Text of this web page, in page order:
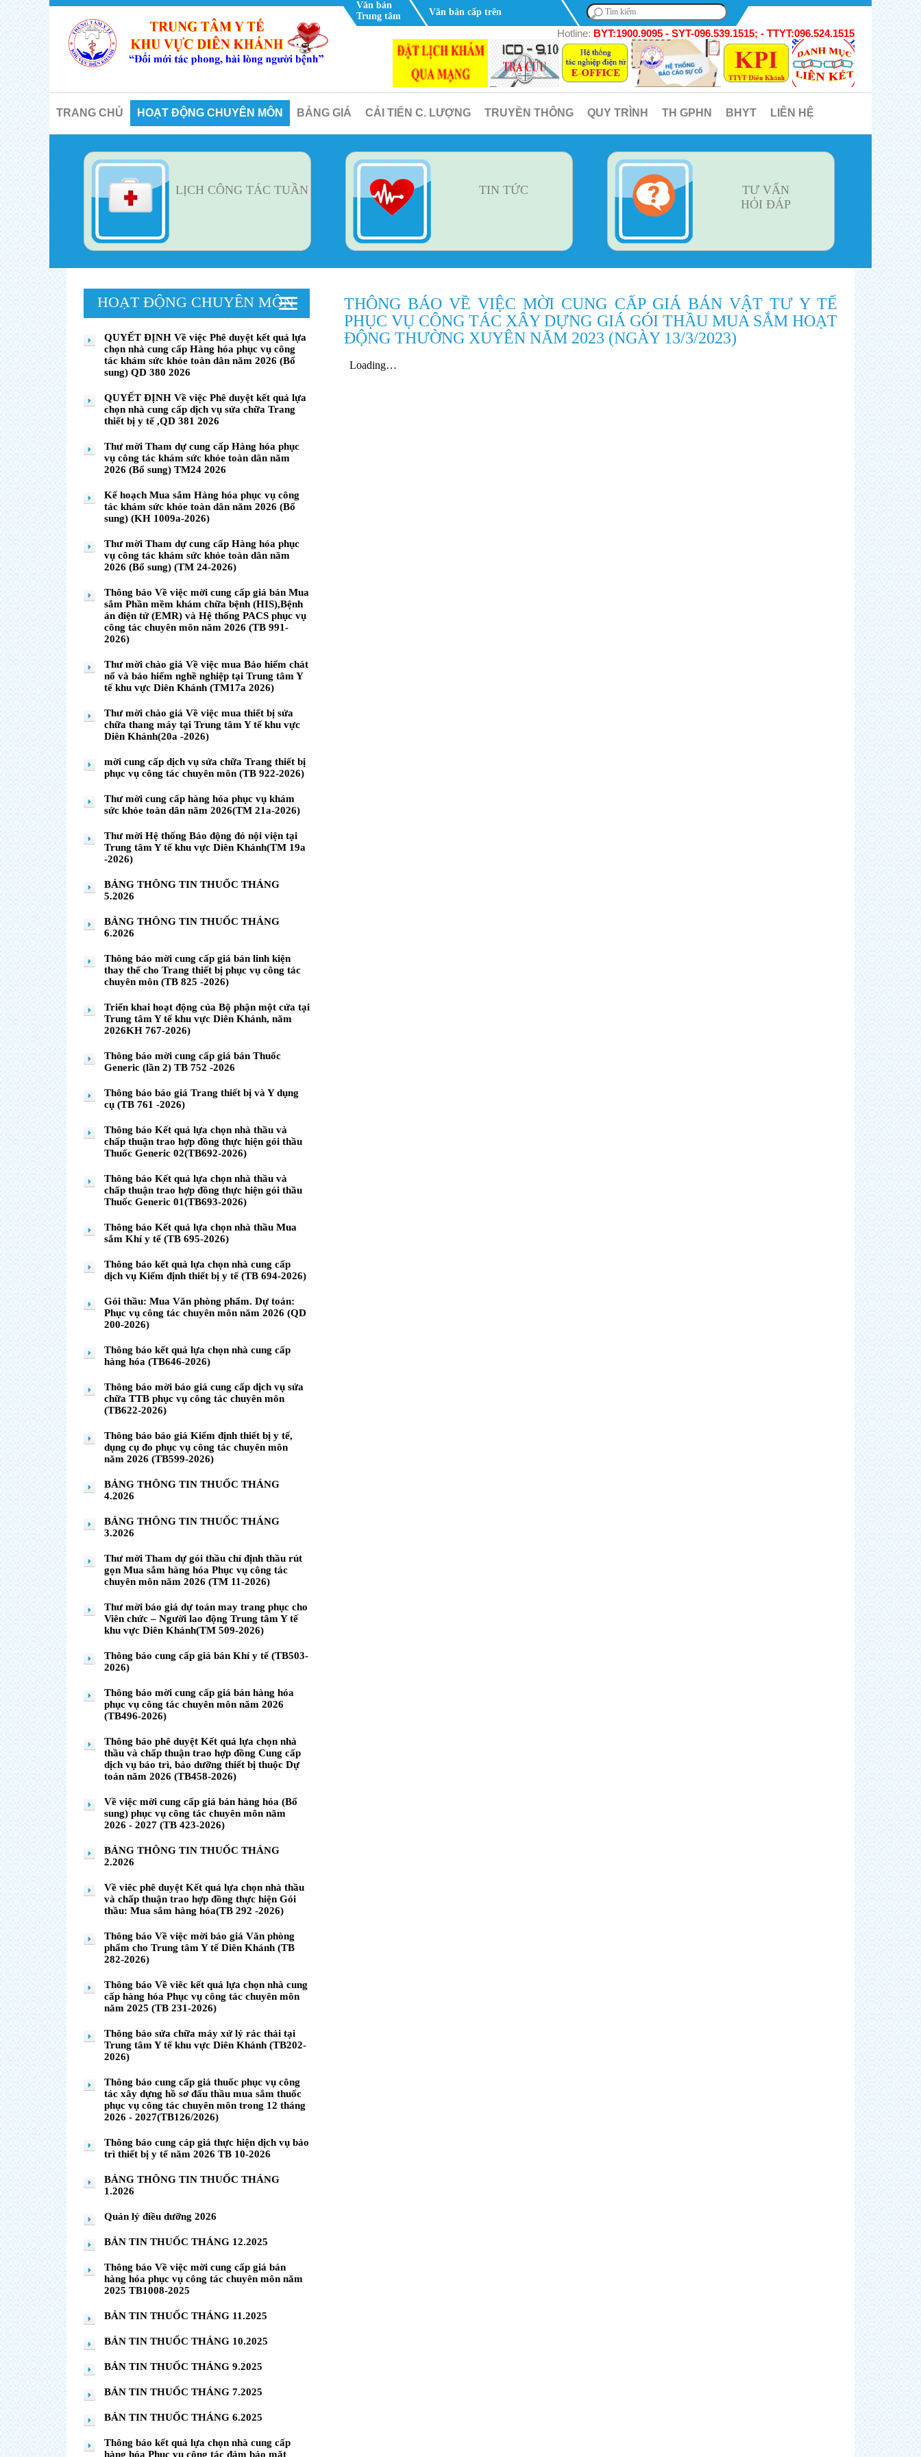
Văn bản
Trung tâm
Văn bản cấp trên
Hotline: BYT:1900.9095 - SYT-096.539.1515; - TTYT:096.524.1515
TRANG CHỦ HOẠT ĐỘNG CHUYÊN MÔN BẢNG GIÁ CẢI TIẾN C. LƯỢNG TRUYỀN THÔNG QUY TRÌNH TH GPHN BHYT LIÊN HỆ
LỊCH CÔNG TÁC TUẦN TIN TỨC
TƯ VẤN
HỎI ĐÁP
THÔNG BÁO VỀ VIỆC MỜI CUNG CẤP GIÁ BÁN VẬT TƯ Y TẾ
PHỤC VỤ CÔNG TÁC XÂY DỰNG GIÁ GÓI THẦU MUA SẮM HOẠT
ĐỘNG THƯỜNG XUYÊN NĂM 2023 (NGÀY 13/3/2023)
HOẠT ĐỘNG CHUYÊN MÔN
QUYẾT ĐỊNH Về việc Phê duyệt kết quả lựa
chọn nhà cung cấp Hàng hóa phục vụ công
tác khám sức khỏe toàn dân năm 2026 (Bổ
sung) QD 380 2026
QUYẾT ĐỊNH Về việc Phê duyệt kết quả lựa
chọn nhà cung cấp dịch vụ sửa chữa Trang
thiết bị y tế ,QD 381 2026
Thư mời Tham dự cung cấp Hàng hóa phục
vụ công tác khám sức khỏe toàn dân năm
2026 (Bổ sung) TM24 2026
Kế hoạch Mua sắm Hàng hóa phục vụ công
tác khám sức khỏe toàn dân năm 2026 (Bổ
sung) (KH 1009a-2026)
Thư mời Tham dự cung cấp Hàng hóa phục
vụ công tác khám sức khỏe toàn dân năm
2026 (Bổ sung) (TM 24-2026)
Thông báo Về việc mời cung cấp giá bán Mua
sắm Phần mềm khám chữa bệnh (HIS),Bệnh
án điện tử (EMR) và Hệ thống PACS phục vụ
công tác chuyên môn năm 2026 (TB 991-
2026)
Thư mời chào giá Về việc mua Bảo hiểm chát
nổ và bảo hiểm nghề nghiệp tại Trung tâm Y
tế khu vực Diên Khánh (TM17a 2026)
Thư mời chào giá Về việc mua thiết bị sửa
chữa thang máy tại Trung tâm Y tế khu vực
Diên Khánh(20a -2026)
mời cung cấp dịch vụ sửa chữa Trang thiết bị
phục vụ công tác chuyên môn (TB 922-2026)
Thư mời cung cấp hàng hóa phục vụ khám
sức khỏe toàn dân năm 2026(TM 21a-2026)
Thư mời Hệ thống Báo động đỏ nội viện tại
Trung tâm Y tế khu vực Diên Khánh(TM 19a
-2026)
BẢNG THÔNG TIN THUỐC THÁNG
5.2026
BẢNG THÔNG TIN THUỐC THÁNG
6.2026
Thông báo mời cung cấp giá bán linh kiện
thay thế cho Trang thiết bị phục vụ công tác
chuyên môn (TB 825 -2026)
Triển khai hoạt động của Bộ phận một cửa tại
Trung tâm Y tế khu vực Diên Khánh, năm
2026KH 767-2026)
Thông báo mời cung cấp giá bán Thuốc
Generic (lần 2) TB 752 -2026
Thông báo báo giá Trang thiết bị và Y dụng
cụ (TB 761 -2026)
Thông báo Kết quả lựa chọn nhà thầu và
chấp thuận trao hợp đồng thực hiện gói thầu
Thuốc Generic 02(TB692-2026)
Thông báo Kết quả lựa chọn nhà thầu và
chấp thuận trao hợp đồng thực hiện gói thầu
Thuốc Generic 01(TB693-2026)
Thông báo Kết quả lựa chọn nhà thầu Mua
sắm Khí y tế (TB 695-2026)
Thông báo kết quả lựa chọn nhà cung cấp
dịch vụ Kiểm định thiết bị y tế (TB 694-2026)
Gói thầu: Mua Văn phòng phẩm. Dự toán:
Phục vụ công tác chuyên môn năm 2026 (QD
200-2026)
Thông báo kết quả lựa chọn nhà cung cấp
hàng hóa (TB646-2026)
Thông báo mời báo giá cung cấp dịch vụ sửa
chữa TTB phục vụ công tác chuyên môn
(TB622-2026)
Thông báo báo giá Kiểm định thiết bị y tế,
dụng cụ đo phục vụ công tác chuyên môn
năm 2026 (TB599-2026)
BẢNG THÔNG TIN THUỐC THÁNG
4.2026
BẢNG THÔNG TIN THUỐC THÁNG
3.2026
Thư mời Tham dự gói thầu chỉ định thầu rút
gọn Mua sắm hàng hóa Phục vụ công tác
chuyên môn năm 2026 (TM 11-2026)
Thư mời báo giá dự toán may trang phục cho
Viên chức – Người lao động Trung tâm Y tế
khu vực Diên Khánh(TM 509-2026)
Thông báo cung cấp giá bán Khí y tế (TB503-
2026)
Thông báo mời cung cấp giá bán hàng hóa
phục vụ công tác chuyên môn năm 2026
(TB496-2026)
Thông báo phê duyệt Kết quả lựa chọn nhà
thầu và chấp thuận trao hợp đồng Cung cấp
dịch vụ bảo trì, bảo dưỡng thiết bị thuộc Dự
toán năm 2026 (TB458-2026)
Về việc mời cung cấp giá bán hàng hóa (Bổ
sung) phục vụ công tác chuyên môn năm
2026 - 2027 (TB 423-2026)
BẢNG THÔNG TIN THUỐC THÁNG
2.2026
Về viêc phê duyệt Kết quả lựa chọn nhà thầu
và chấp thuận trao hợp đồng thực hiện Gói
thầu: Mua sắm hàng hóa(TB 292 -2026)
Thông báo Về việc mời báo giá Văn phòng
phẩm cho Trung tâm Y tế Diên Khánh (TB
282-2026)
Thông báo Về viêc kết quả lựa chọn nhà cung
cấp hàng hóa Phục vụ công tác chuyên môn
năm 2025 (TB 231-2026)
Thông báo sửa chữa máy xử lý rác thải tại
Trung tâm Y tế khu vực Diên Khánh (TB202-
2026)
Thông báo cung cấp giá thuốc phục vụ công
tác xây dựng hồ sơ đấu thầu mua sắm thuốc
phục vụ công tác chuyên môn trong 12 tháng
2026 - 2027(TB126/2026)
Thông báo cung cáp giá thực hiện dịch vụ bảo
trì thiết bị y tế năm 2026 TB 10-2026
BẢNG THÔNG TIN THUỐC THÁNG
1.2026
Quản lý điều dưỡng 2026
BẢN TIN THUỐC THÁNG 12.2025
Thông báo Về việc mời cung cấp giá bán
hàng hóa phục vụ công tác chuyên môn năm
2025 TB1008-2025
BẢN TIN THUỐC THÁNG 11.2025
BẢN TIN THUỐC THÁNG 10.2025
BẢN TIN THUỐC THÁNG 9.2025
BẢN TIN THUỐC THÁNG 7.2025
BẢN TIN THUỐC THÁNG 6.2025
Thông báo kết quả lựa chọn nhà cung cấp
hàng hóa Phục vụ công tác đảm bảo mặt